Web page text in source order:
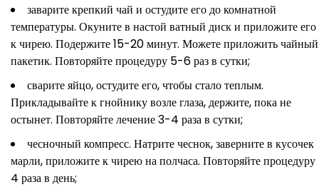
заварите крепкий чай и остудите его до комнатной
температуры. Окуните в настой ватный диск и приложите его
к чирею. Подержите 15-20 минут. Можете приложить чайный
пакетик. Повторяйте процедуру 5-6 раз в сутки;
сварите яйцо, остудите его, чтобы стало теплым.
Прикладывайте к гнойнику возле глаза, держите, пока не
остынет. Повторяйте лечение 3-4 раза в сутки;
чесночный компресс. Натрите чеснок, заверните в кусочек
марли, приложите к чирею на полчаса. Повторяйте процедуру
4 раза в день;